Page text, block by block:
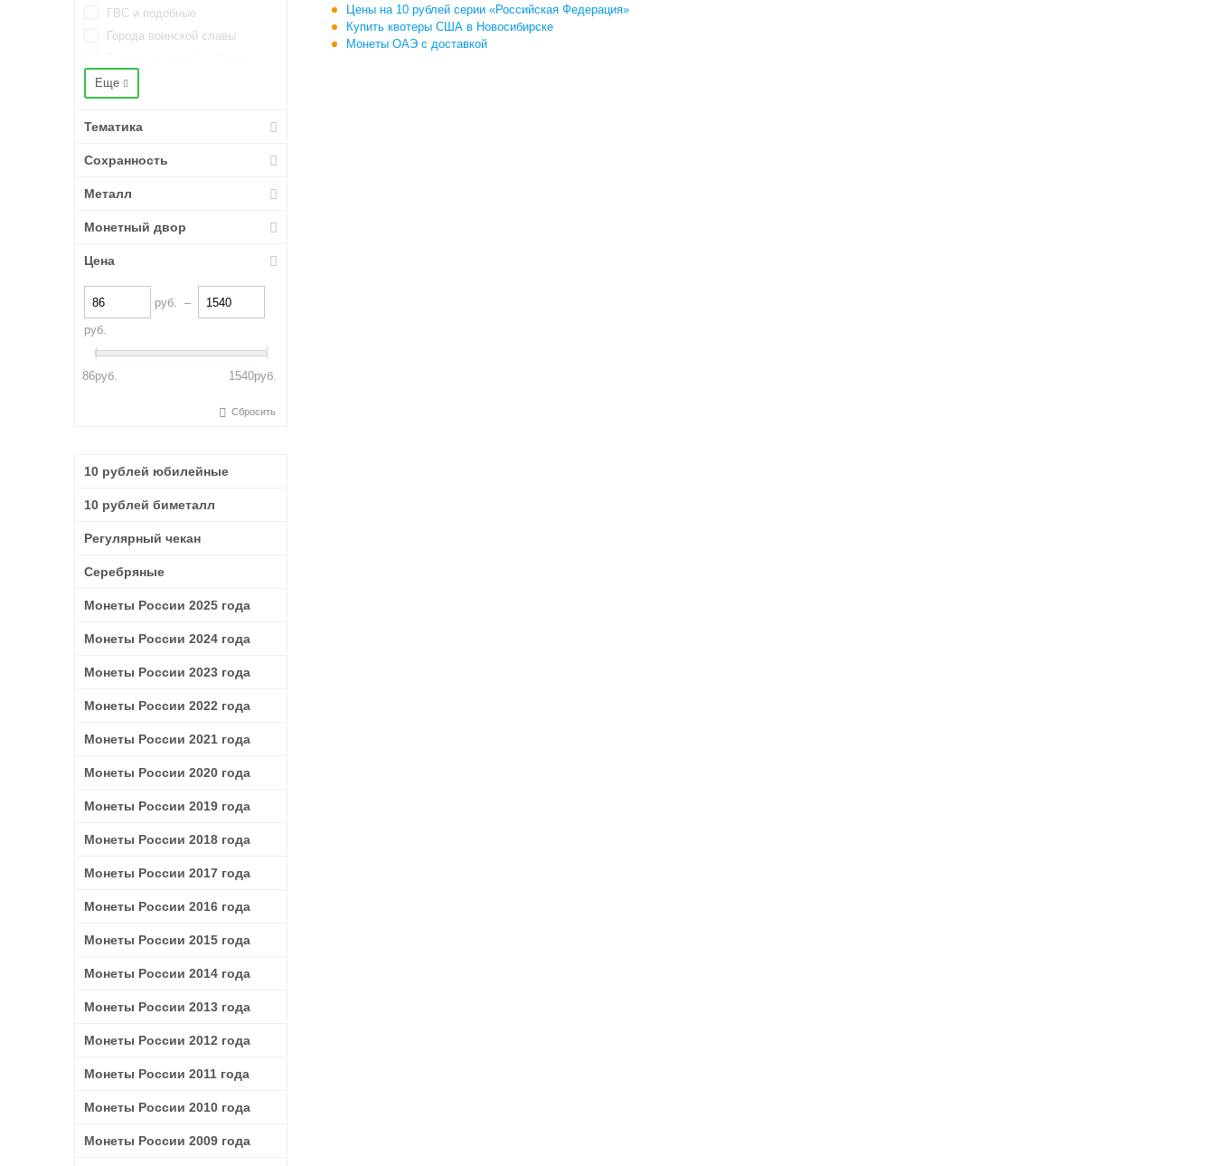
Цены на 10 рублей серии «Российская Федерация»
Купить квотеры США в Новосибирске
Монеты ОАЭ с доставкой
ГВС и подобные
Города воинской славы
Крымские сражения (операции)
Оружие Великой Победы
1812
Универсиада 2019
Еще
Тематика
Сохранность
Металл
Монетный двор
Цена
руб. –
руб.
86руб. 1540руб.
Сбросить
10 рублей юбилейные
10 рублей биметалл
Регулярный чекан
Серебряные
Монеты России 2025 года
Монеты России 2024 года
Монеты России 2023 года
Монеты России 2022 года
Монеты России 2021 года
Монеты России 2020 года
Монеты России 2019 года
Монеты России 2018 года
Монеты России 2017 года
Монеты России 2016 года
Монеты России 2015 года
Монеты России 2014 года
Монеты России 2013 года
Монеты России 2012 года
Монеты России 2011 года
Монеты России 2010 года
Монеты России 2009 года